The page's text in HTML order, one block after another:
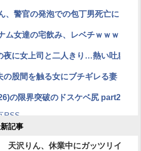
ん、警官の発泡での包丁男死亡に
ム女達の宅飲み、レベチｗｗｗｗ
に女上司と二人きり…熱い吐息に
の股間を触る女にブチギレる妻
の限界突破のドスケベ尻 part2
RSS
記事
天沢りん、休業中にガッツリイ